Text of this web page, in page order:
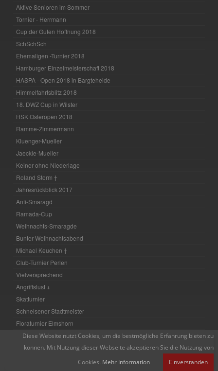
Aktive Senioren im Sommer
Tornier - Herrmann
Cup der Guten Hoffnung 2018
SchSchSch
Ehemaligen -Turnier 2018
Hamburger Einzelmeisterschaft 2018
HASPA - Open 2018 in Bargteheide
Himmelfahrtsblitz 2018
18. DWZ Cup in Wilster
HSK Osteropen 2018
Ramme-Zimmermann
Kluenger-Mueller
Jaeckle-Mueller
Keiner ohne Niederlage
Roland Storm †
Jahresrückblick 2017
Anti-Smaragd
Ramada-Cup
Weihnachts-Smaragde
Bunter Weihnachtsabend
Michael Keuchen †
Club-Turnier Perlen
Vielversprechend
Angriffslust +
Skatturnier
Schnelsener Stadtmeister
Floraturnier Elmshorn
Herbst-Schnellschach 17
VM Zwischenbilanz
Diese Website nutzt Cookies, um die bestmögliche Erfahrung bieten zu
können. Mit Nutzung dieser Webseite akzeptieren Sie die Nutzung von
Cookies. Mehr Information Einverstanden